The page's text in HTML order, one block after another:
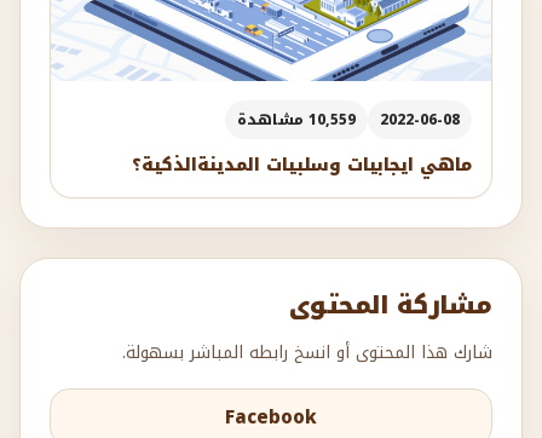
2022-06-08 10,559 مشاهدة
ماهي ايجابيات وسلبيات المدينةالذكية؟
مشاركة المحتوى
شارك هذا المحتوى أو انسخ رابطه المباشر بسهولة.
Facebook